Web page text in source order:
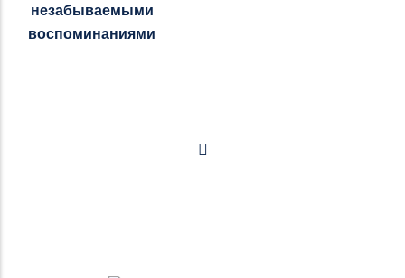
незабываемыми
воспоминаниями